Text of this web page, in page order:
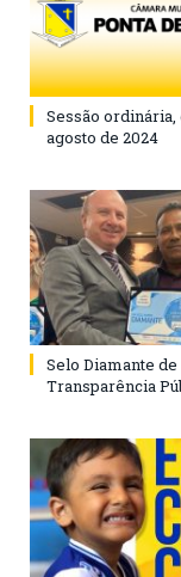
Sessão ordinária,
agosto de 2024
Selo Diamante de
Transparência